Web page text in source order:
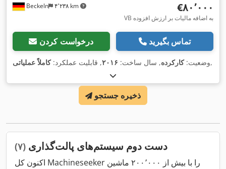
Beckeln ۴٬۲۳۸ km ‎€۸۰٬۰۰۰
VB به اضافه مالیات بر ارزش افزوده
درخواست کردن تماس بگیرید
وضعیت:کارکرده, سال ساخت: ۲۰۱۶, قابلیت عملکرد:کاملاً عملیاتی ,
ذخیره جستجو
دست دوم سیستم‌های پالت‌گذاری (۷)
اکنون کل Machineseeker را با بیش از ۲۰۰٬۰۰۰ ماشین